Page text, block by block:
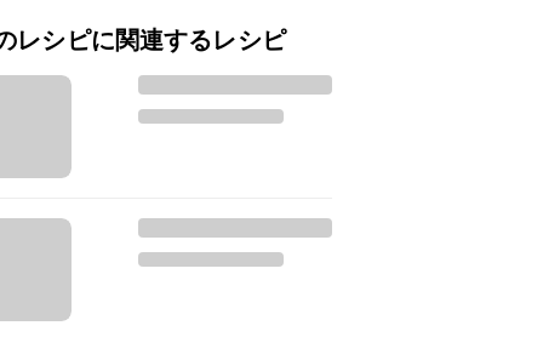
レシピに関連するレシピ